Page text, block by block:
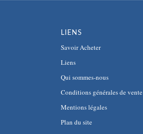
LIENS
Savoir Acheter
Liens
Qui sommes-nous
Conditions générales de vente
Mentions légales
Plan du site